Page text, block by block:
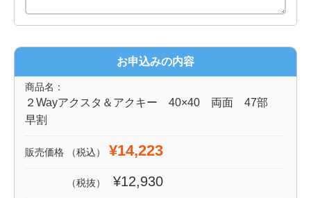
お申込みの内容
商品名：
２Wayアクスタ＆アクキー 40×40 両面 47部
早割
販売価格 （税込） ¥14,223
（税抜） ¥12,930